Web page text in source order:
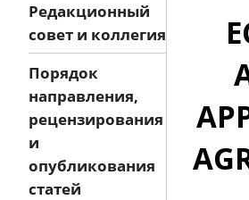
Редакционный
совет и коллегия
Порядок
направления,
рецензирования
и
опубликования
статей